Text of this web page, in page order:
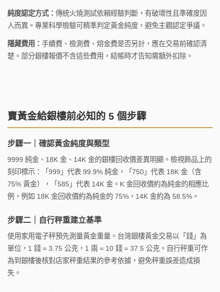
純度認定方式： 傳統火燒測試依賴經驗判斷，有破壞性且準確度因
人而異。專業科學檢驗可精準判定黃金純度，避免主觀認定爭議。
隱藏費用： 手續費、檢測費、熔金費是否另計，應在交易前確認清
楚。部分銀樓報價不含這些費用，結帳時才告知需額外扣除。
賣黃金給銀樓前必知的 5 個步驟
步驟一｜確認黃金純度與類型
9999 純金、18K 金、14K 金的銀樓回收價差異明顯。檢視飾品上的
刻印標示：「999」代表 99.9% 純金，「750」代表 18K 金（含
75% 黃金），「585」代表 14K 金。K 金回收價約為純金的相應比
例，例如 18K 金回收價約為純金的 75%，14K 金約為 58.5%。
步驟二｜自行秤重建立基準
使用家用電子秤預先測量黃金重量。台灣銀樓黃金交易以「錢」為
單位，1 錢 = 3.75 公克，1 兩 = 10 錢 = 37.5 公克。自行秤重可作
為到銀樓後核對店家秤重結果的參考依據，避免秤重誤差造成損
失。